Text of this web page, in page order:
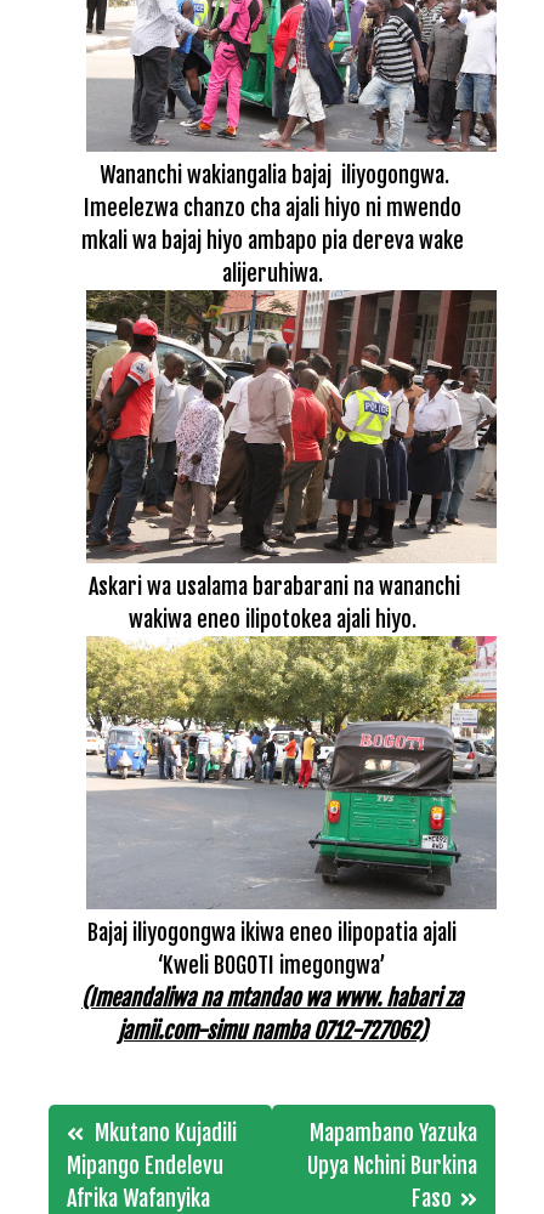
Wananchi wakiangalia bajaj iliyogongwa.
Imeelezwa chanzo cha ajali hiyo ni mwendo
mkali wa bajaj hiyo ambapo pia dereva wake
alijeruhiwa.
Askari wa usalama barabarani na wananchi
wakiwa eneo ilipotokea ajali hiyo.
Bajaj iliyogongwa ikiwa eneo ilipopatia ajali
‘Kweli BOGOTI imegongwa’
(Imeandaliwa na mtandao wa www. habari za
jamii.com-simu namba 0712-727062)
Post
navigation
Mkutano Kujadili
Mipango Endelevu
Afrika Wafanyika
Mapambano Yazuka
Upya Nchini Burkina
Faso